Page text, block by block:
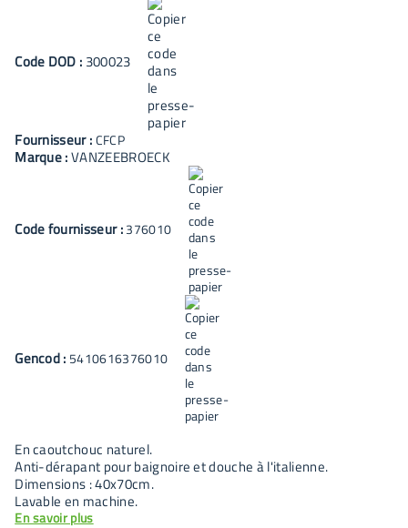
Code DOD : 300023
Fournisseur :CFCP
Marque :VANZEEBROECK
Code fournisseur :376010
Gencod : 5410616376010
En caoutchouc naturel.
Anti-dérapant pour baignoire et douche à l'italienne.
Dimensions : 40x70cm.
Lavable en machine.
En savoir plus